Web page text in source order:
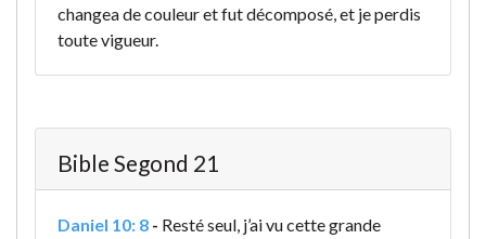
changea de couleur et fut décomposé, et je perdis
toute vigueur.
Bible Segond 21
Daniel 10: 8 - Resté seul, j’ai vu cette grande